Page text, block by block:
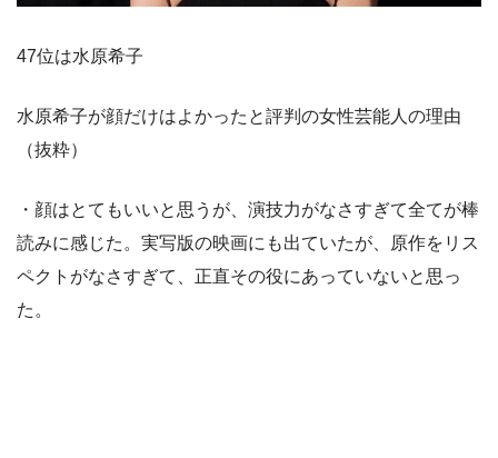
47位は水原希子
水原希子が顔だけはよかったと評判の女性芸能人の理由
（抜粋）
・顔はとてもいいと思うが、演技力がなさすぎて全てが棒
読みに感じた。実写版の映画にも出ていたが、原作をリス
ペクトがなさすぎて、正直その役にあっていないと思っ
た。